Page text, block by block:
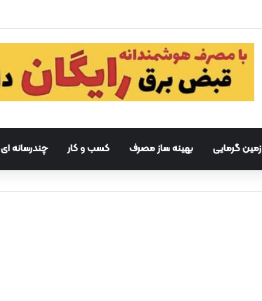
زمین گرمایی بهینه ساز مصرف کسب و کار چندرسانه ای